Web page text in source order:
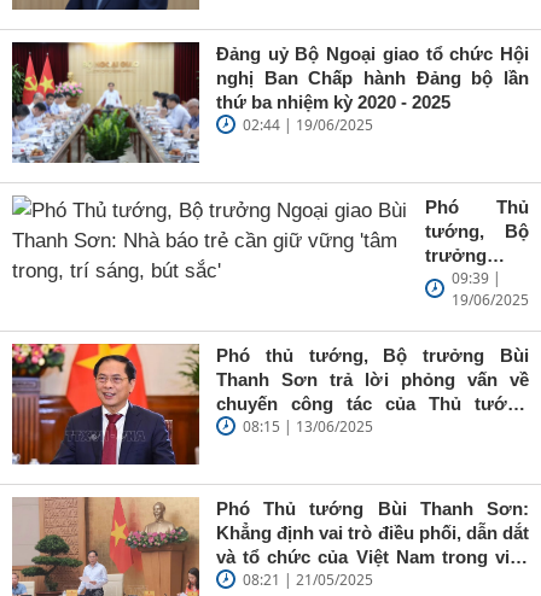
Đảng uỷ Bộ Ngoại giao tổ chức Hội
nghị Ban Chấp hành Đảng bộ lần
thứ ba nhiệm kỳ 2020 - 2025
02:44 | 19/06/2025
Phó Thủ
tướng, Bộ
trưởng
Ngoại giao
Bùi Thanh
Sơn: Nhà
báo trẻ cần
giữ vững
'tâm trong,
09:39 |
19/06/2025
Phó thủ tướng, Bộ trưởng Bùi
Thanh Sơn trả lời phỏng vấn về
chuyến công tác của Thủ tướng
Chính phủ đến Estonia, Pháp và
08:15 | 13/06/2025
Phó Thủ tướng Bùi Thanh Sơn:
Khẳng định vai trò điều phối, dẫn dắt
và tổ chức của Việt Nam trong việc
đề cao chủ nghĩa đa phương, đoàn
08:21 | 21/05/2025